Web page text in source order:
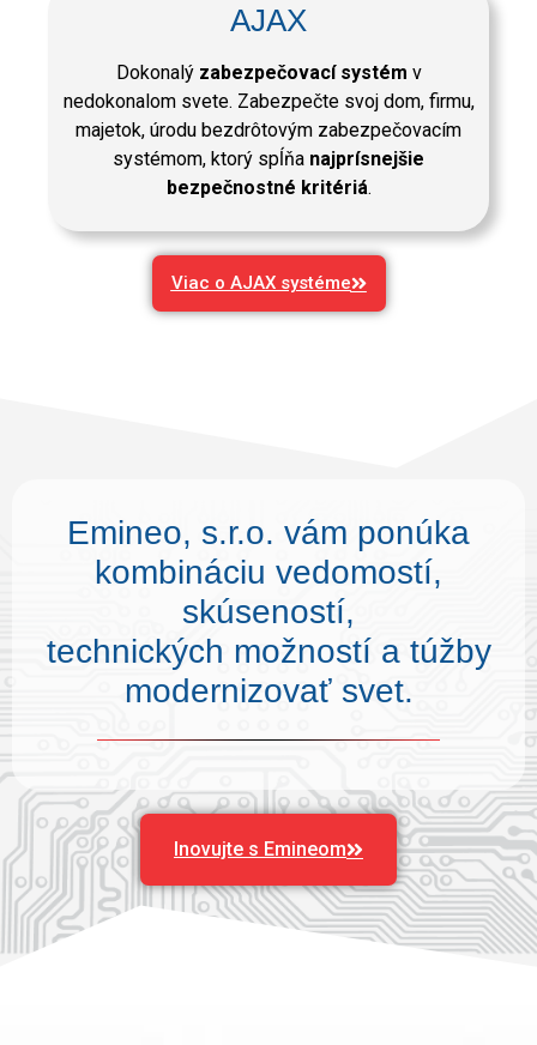
AJAX
Dokonalýzabezpečovací systém v
nedokonalom svete. Zabezpečte svoj dom, firmu,
majetok, úrodu bezdrôtovým zabezpečovacím
systémom, ktorý spĺňa najprísnejšie
bezpečnostné kritériá.
Viac o AJAX systéme
Emineo, s.r.o. vám ponúka
kombináciu vedomostí,
skúseností,
technických možností a túžby
modernizovať svet.
Inovujte s Emineom